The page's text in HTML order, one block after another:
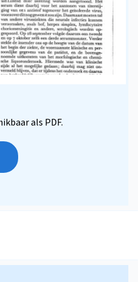
als PDF.